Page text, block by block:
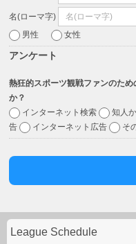
名(ローマ字)
男性
女性
アンケート
熱狂的スポーツ観戦ファンのた
か？
インターネット検索
知人
告
インターネット広告 そ
League Schedule